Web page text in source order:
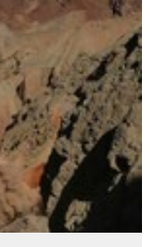
درب منزل
+ گارانتی
تعویض